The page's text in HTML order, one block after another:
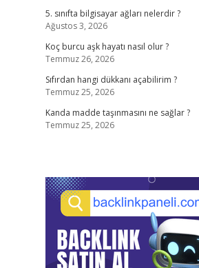
5. sınıfta bilgisayar ağları nelerdir ?
Ağustos 3, 2026
Koç burcu aşk hayatı nasıl olur ?
Temmuz 26, 2026
Sıfırdan hangi dükkanı açabilirim ?
Temmuz 25, 2026
Kanda madde taşınmasını ne sağlar ?
Temmuz 25, 2026